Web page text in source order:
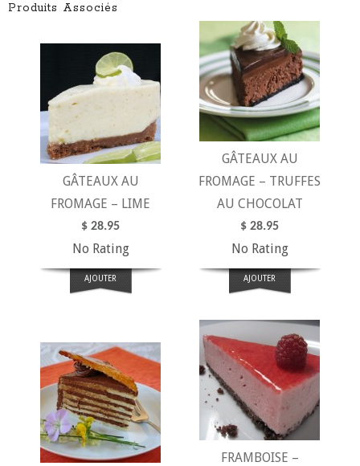
Produits Associés
GÂTEAUX AU
FROMAGE – LIME
$ 28.95
No Rating
AJOUTER
GÂTEAUX AU
FROMAGE – TRUFFES
AU CHOCOLAT
$ 28.95
No Rating
AJOUTER
FRAMBOISE –